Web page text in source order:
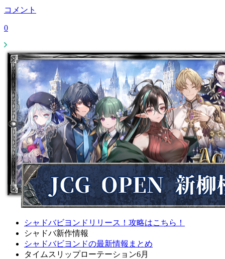
コメント
0
シャドバビヨンドリリース！攻略はこちら！
シャドバ新作情報
シャドバビヨンドの最新情報まとめ
タイムスリップローテーション6月